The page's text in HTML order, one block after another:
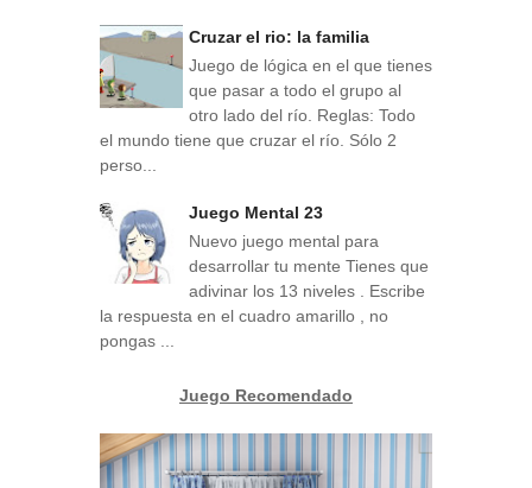
Cruzar el rio: la familia
Juego de lógica en el que tienes
que pasar a todo el grupo al
otro lado del río. Reglas: Todo
el mundo tiene que cruzar el río. Sólo 2
perso...
Juego Mental 23
Nuevo juego mental para
desarrollar tu mente Tienes que
adivinar los 13 niveles . Escribe
la respuesta en el cuadro amarillo , no
pongas ...
Juego Recomendado